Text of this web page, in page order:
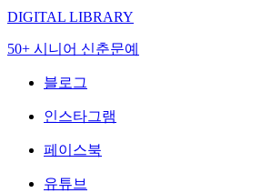
DIGITAL LIBRARY
50+ 시니어 신춘문예
블로그
인스타그램
페이스북
유튜브